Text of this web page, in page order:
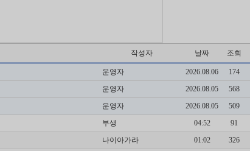
작성자 날짜 조회
운영자 2026.08.06 174
운영자 2026.08.05 568
운영자 2026.08.05 509
부생 04:52 91
나이아가라 01:02 326